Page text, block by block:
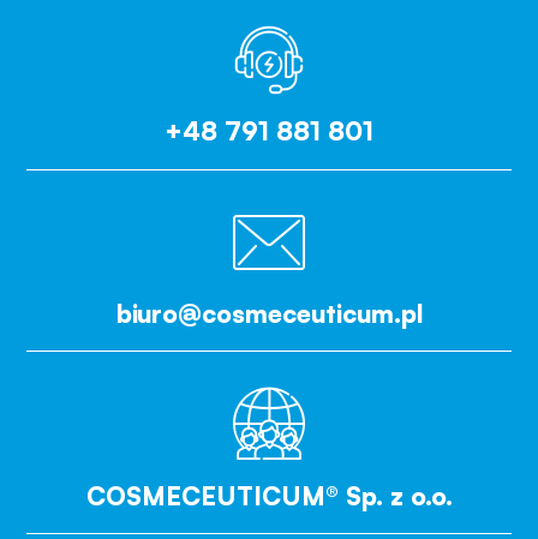
+48 791 881 801
biuro@cosmeceuticum.pl
COSMECEUTICUM® Sp. z o.o.